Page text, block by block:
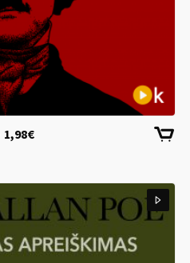
1,98€